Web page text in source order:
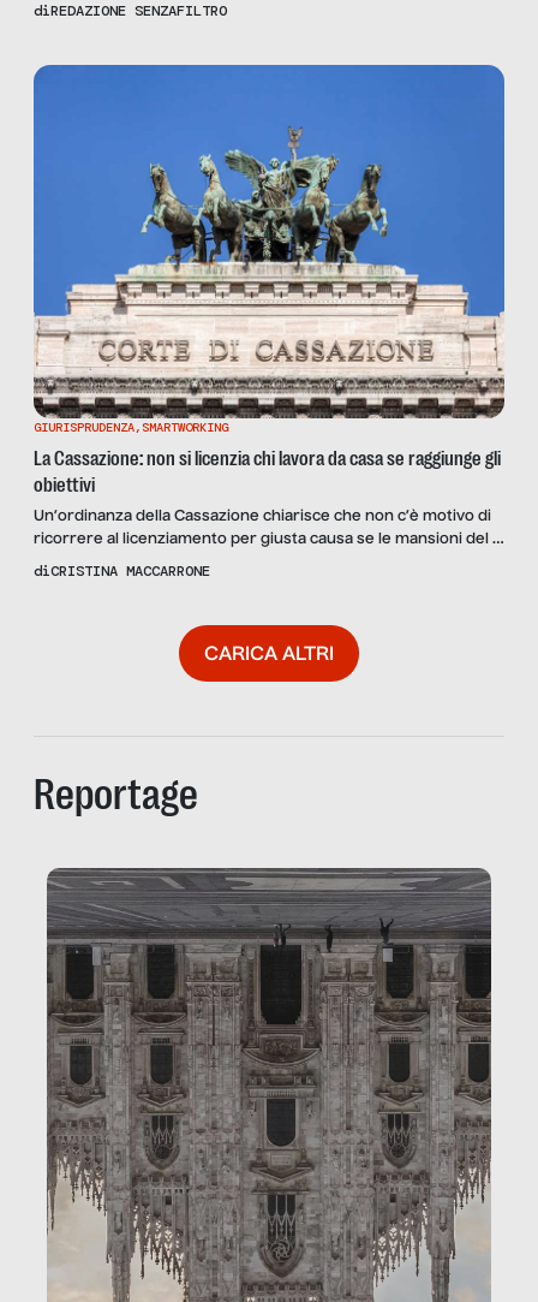
raggiungere l’ufficio nelle prime ore del pomeriggio, con
Workers Union
diREDAZIONE SENZAFILTRO
GIURISPRUDENZA, SMARTWORKING
La Cassazione: non si licenzia chi lavora da casa se raggiunge gli
obiettivi
Un’ordinanza della Cassazione chiarisce che non c’è motivo di
ricorrere al licenziamento per giusta causa se le mansioni del o
della dipendente non prevedono la presenza in sede. Con
diCRISTINA MACCARRONE
CARICA ALTRI
Reportage